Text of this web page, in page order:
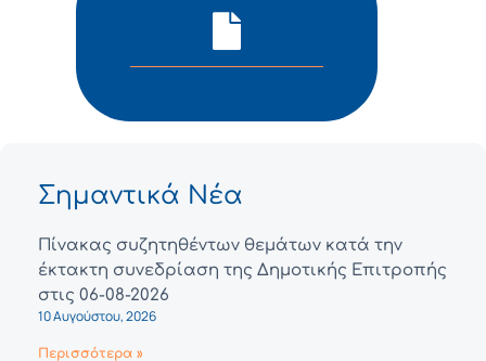
Σημαντικά Νέα
Πίνακας συζητηθέντων θεμάτων κατά την
έκτακτη συνεδρίαση της Δημοτικής Επιτροπής
στις 06-08-2026
10 Αυγούστου, 2026
Περισσότερα »